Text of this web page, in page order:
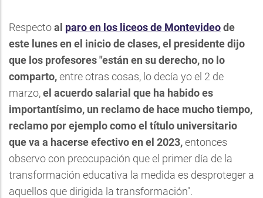
Respectoal paro en los liceos de Montevideode
este lunes en el inicio de clases, el presidente dijo
que los profesores "están en su derecho, no lo
comparto,entre otras cosas, lo decía yo el 2 de
marzo,el acuerdo salarial que ha habido es
importantísimo, un reclamo de hace mucho tiempo,
reclamo por ejemplo como el título universitario
que va a hacerse efectivo en el 2023,entonces
observo con preocupación que el primer día de la
transformación educativa la medida es desproteger a
aquellos que dirigida la transformación".